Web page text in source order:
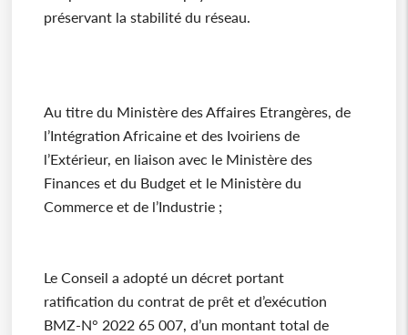
préservant la stabilité du réseau.
Au titre du Ministère des Affaires Etrangères, de
l’Intégration Africaine et des Ivoiriens de
l’Extérieur, en liaison avec le Ministère des
Finances et du Budget et le Ministère du
Commerce et de l’Industrie ;
Le Conseil a adopté un décret portant
ratification du contrat de prêt et d’exécution
BMZ-N° 2022 65 007, d’un montant total de